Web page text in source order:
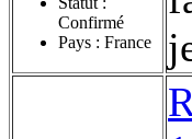
Confirmé
Pays : France